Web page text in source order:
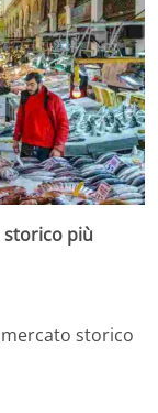
storico più
storico